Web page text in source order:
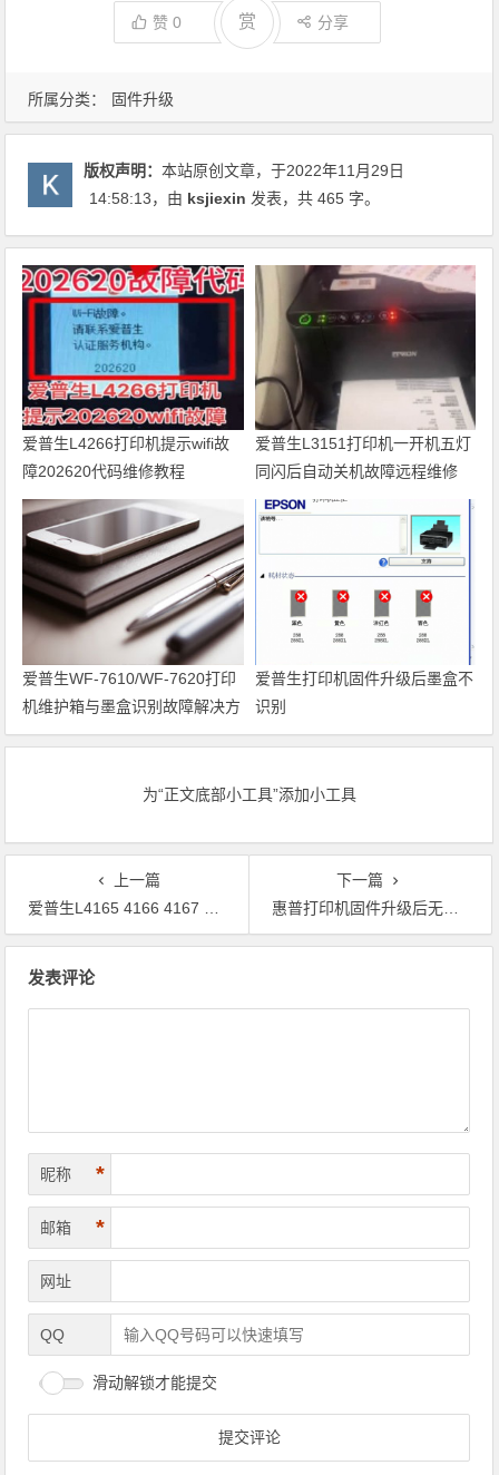
所属分类： 固件升级
赞0 赏 分享
版权声明：本站原创文章，于2022年11月29日
14:58:13，由 ksjiexin 发表，共 465 字。
爱普生L4266打印机提示wifi故
障202620代码维修教程
爱普生L3151打印机一开机五灯
同闪后自动关机故障远程维修
爱普生WF-7610/WF-7620打印
机维护箱与墨盒识别故障解决方
案
爱普生打印机固件升级后墨盒不
识别
为“正文底部小工具”添加小工具
上一篇
爱普生L4165 4166 4167 4168 4169 4163 PRINT recovery mode固件
下一篇
惠普打印机固件升级后无法识别硒鼓怎么办？
发表评论
昵称 *
邮箱 *
网址
QQ
滑动解锁才能提交